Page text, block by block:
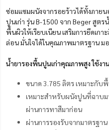
ซ่อมแซมผนังจากรอยร้าวได้ทั้งภาย
ปูนเก่า รุ่น B-1500 จาก Beger สู
พื้นผิวให้เรียบเนียน เสริมการยึดเ
ล่อน มั่นใจได้ในคุณภาพมาตรฐาน ม
น้ำยารองพื้นปูนเก่าคุณภาพสูง ใช้งา
ขนาด 3.785 ลิตร เหมาะกับ
เหมาะสำหรับผนังปูนที่ฉาบม
ผ่านการทาสีมาก่อน
ผ่านการรองรับจากมาตรฐา